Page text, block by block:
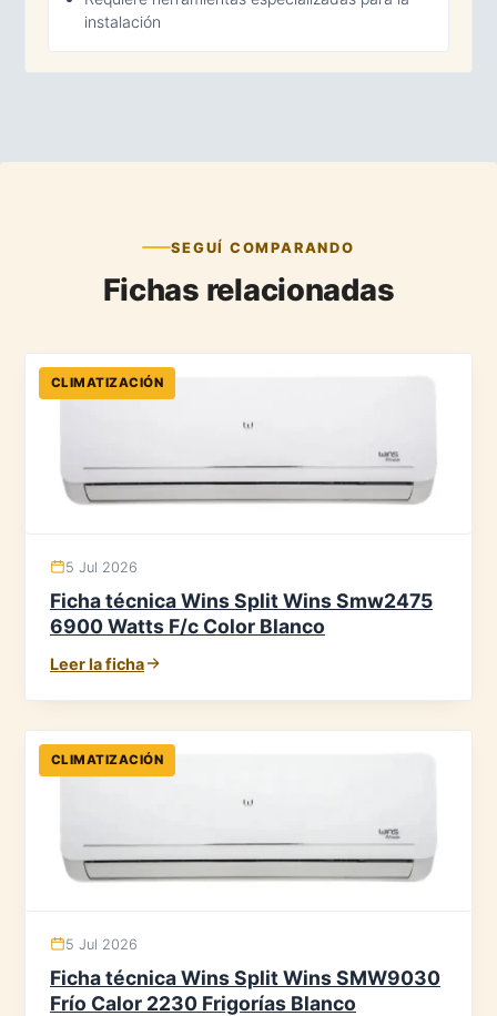
instalación
SEGUÍ COMPARANDO
Fichas relacionadas
CLIMATIZACIÓN
5 Jul 2026
Ficha técnica Wins Split Wins Smw2475
6900 Watts F/c Color Blanco
Leer la ficha
CLIMATIZACIÓN
5 Jul 2026
Ficha técnica Wins Split Wins SMW9030
Frío Calor 2230 Frigorías Blanco